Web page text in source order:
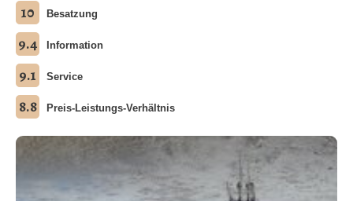
10 Besatzung
9.4 Information
9.1 Service
8.8 Preis-Leistungs-Verhältnis